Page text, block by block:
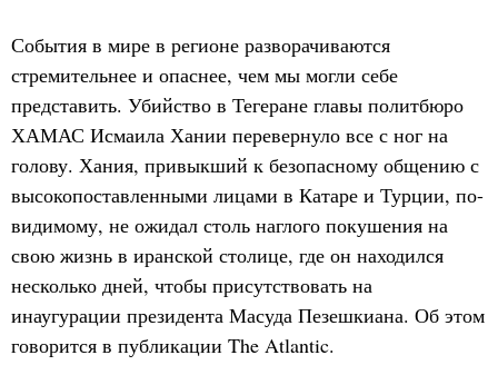
События в мире в регионе разворачиваются
стремительнее и опаснее, чем мы могли себе
представить. Убийство в Тегеране главы политбюро
ХАМАС Исмаила Хании перевернуло все с ног на
голову. Хания, привыкший к безопасному общению с
высокопоставленными лицами в Катаре и Турции, по-
видимому, не ожидал столь наглого покушения на
свою жизнь в иранской столице, где он находился
несколько дней, чтобы присутствовать на
инаугурации президента Масуда Пезешкиана. Об этом
говорится в публикации The Atlantic.